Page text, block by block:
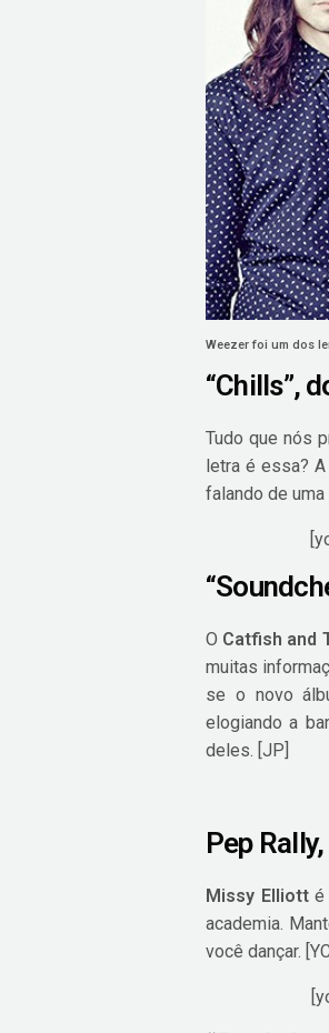
Weezer foi um dos
“Chills”,
Tudo que nós
letra é essa?
falando de
O Catfish and
muitas
se o novo
elogiando a
deles. [JP]
Pep
Missy Elliotté
academia.
você dançar.